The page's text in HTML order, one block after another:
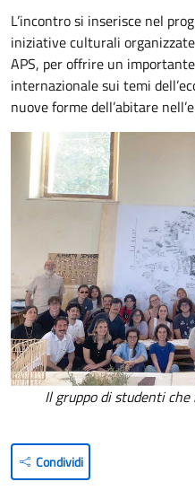
L’incontro si inserisce nel
iniziative culturali
APS, per offrire un
internazionale sui temi
nuove forme dell’abitare
Il gruppo di studenti
Condividi